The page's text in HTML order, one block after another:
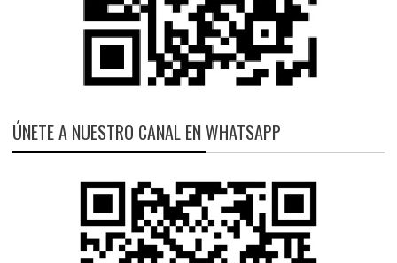
ÚNETE A NUESTRO CANAL EN WHATSAPP